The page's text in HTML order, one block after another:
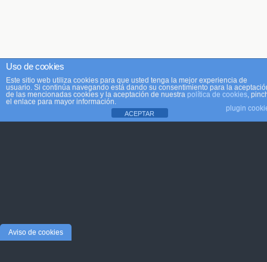
Uso de cookies
Este sitio web utiliza cookies para que usted tenga la mejor experiencia de
usuario. Si continúa navegando está dando su consentimiento para la
de las mencionadas cookies y la aceptación de nuestra política de cookies,
el enlace para mayor información.
plugin
ACEPTAR
Aviso de cookies